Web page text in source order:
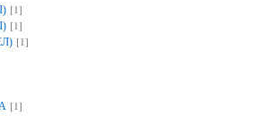
[1]
[1]
[1]
[1]